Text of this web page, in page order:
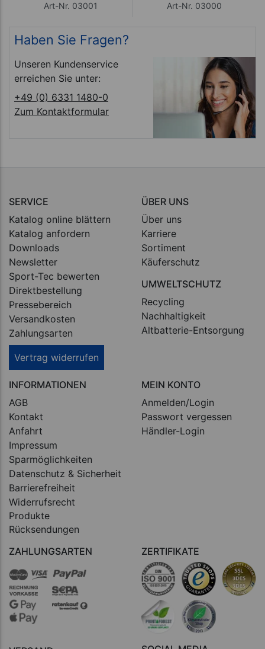
Art-Nr. 03001
Art-Nr. 03000
Haben Sie Fragen?
Unseren Kundenservice
erreichen Sie unter:
+49 (0) 6331 1480-0
Zum Kontaktformular
SERVICE
Katalog online blättern
Katalog anfordern
Downloads
Newsletter
Sport-Tec bewerten
Direktbestellung
Pressebereich
Versandkosten
Zahlungsarten
Vertrag widerrufen
ÜBER UNS
Über uns
Karriere
Sortiment
Käuferschutz
UMWELTSCHUTZ
Recycling
Nachhaltigkeit
Altbatterie-Entsorgung
INFORMATIONEN
AGB
Kontakt
Anfahrt
Impressum
Sparmöglichkeiten
Datenschutz & Sicherheit
Barrierefreiheit
Widerrufsrecht
Produkte
Rücksendungen
MEIN KONTO
Anmelden/Login
Passwort vergessen
Händler-Login
ZAHLUNGSARTEN ZERTIFIKATE